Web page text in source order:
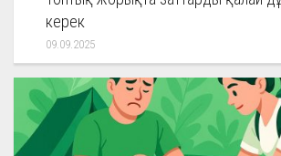
керек
09.09.2025